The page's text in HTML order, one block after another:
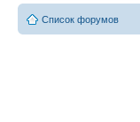
Список форумов